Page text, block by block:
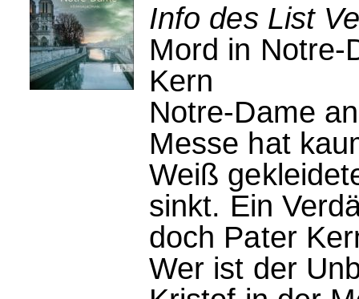
Info des List
Mord in Notre-
Kern
Notre-Dame
Messe hat
Weiß
sinkt. Ein
doch Pater
Wer ist der